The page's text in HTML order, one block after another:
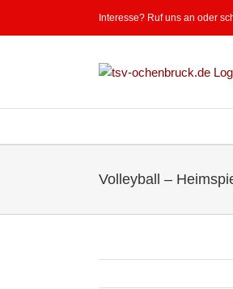
Interesse? Ruf uns an oder
Volleyball –